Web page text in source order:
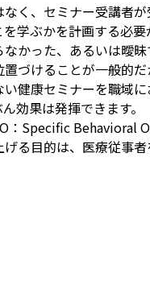
く、セミナー受講
学ぶかを計画する必要
かった、あるいは曖
づけることが一般的だ
健康セミナーを職域
効果は発揮できます。
：Specific Behavioral
る目的は、医療従事